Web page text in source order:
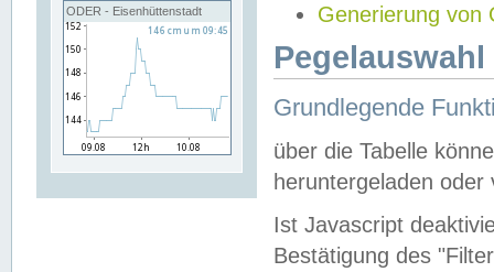
ODER - Eisenhüttenstadt
Generierung von
Grundlegende
über die Tabelle
heruntergeladen oder
Ist Javascript
Bestätigung des